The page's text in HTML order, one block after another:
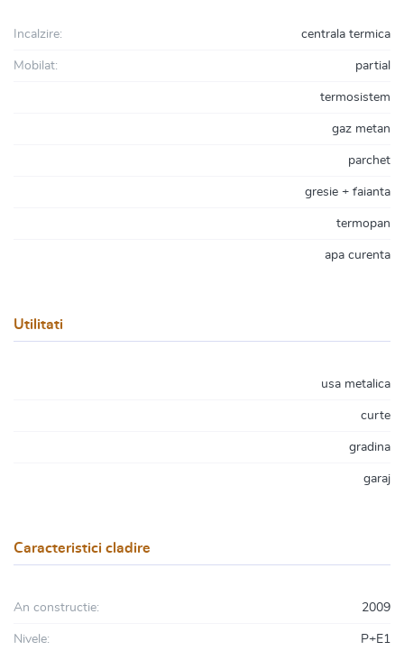
Incalzire: centrala termica
Mobilat: partial
termosistem
gaz metan
parchet
gresie + faianta
termopan
apa curenta
Utilitati
usa metalica
curte
gradina
garaj
Caracteristici cladire
An constructie: 2009
Nivele: P+E1